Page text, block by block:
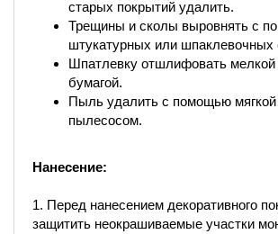
старых покрытий удалить.
Трещины и сколы выровнять с
штукатурных или шпаклевочных
Шпатлевку отшлифовать
бумагой.
Пыль удалить с помощью
пылесосом.
Нанесение:
1. Перед нанесением декоративного
защитить неокрашиваемые участки